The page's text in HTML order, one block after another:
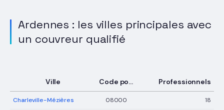
Ardennes : les villes principales avec
un couvreur qualifié
Ville Code postal Professionnels
Charleville-Mézières 08000 18